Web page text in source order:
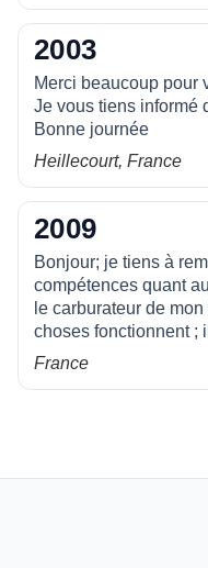
2003
Merci beaucoup pour
Je vous tiens informé
Bonne journée
Heillecourt, France
2009
Bonjour; je tiens à
compétences quant
le carburateur de
choses fonctionnent ;
France